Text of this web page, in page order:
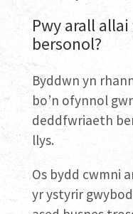
Pwy arall
bersonol?
Byddwn yn
bo’n ofynnol
deddfwriaeth
llys.
Os bydd cwmni
yr ystyrir